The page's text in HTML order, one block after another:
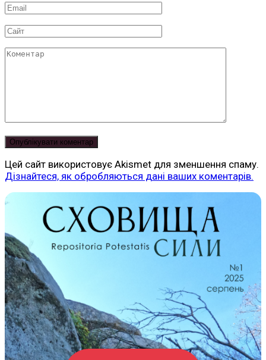
Email
Сайт
Коментар
Цей сайт використовує Akismet для зменшення спаму.
Дізнайтеся, як обробляються дані ваших коментарів.